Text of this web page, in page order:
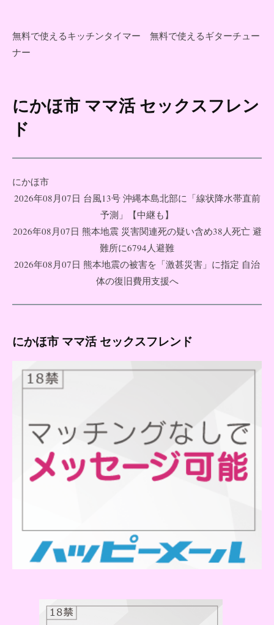
無料で使えるキッチンタイマー
無料で使えるギターチュー
ナー
コ
テ
へ
ス
ッ
にかほ市 ママ活 セックスフレン
ド
にかほ市
2026年08月07日 台風13号 沖縄本島北部に「線状降水帯直前
予測」【中継も】
2026年08月07日 熊本地震 災害関連死の疑い含め38人死亡 避
難所に6794人避難
2026年08月07日 熊本地震の被害を「激甚災害」に指定 自治
体の復旧費用支援へ
にかほ市 ママ活 セックスフレンド